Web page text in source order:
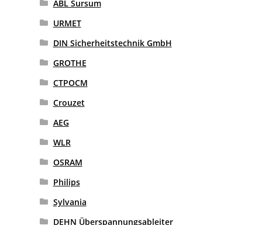
ABL Sursum
URMET
DIN Sicherheitstechnik GmbH
GROTHE
CTPOCM
Crouzet
AEG
WLR
OSRAM
Philips
Sylvania
DEHN Überspannungsableiter